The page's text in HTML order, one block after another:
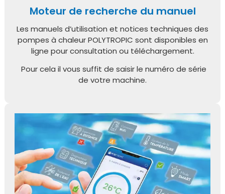
Moteur de recherche du manuel
Les manuels d’utilisation et notices techniques des
pompes à chaleur POLYTROPIC sont disponibles en
ligne pour consultation ou téléchargement.
Pour cela il vous suffit de saisir le numéro de série
de votre machine.